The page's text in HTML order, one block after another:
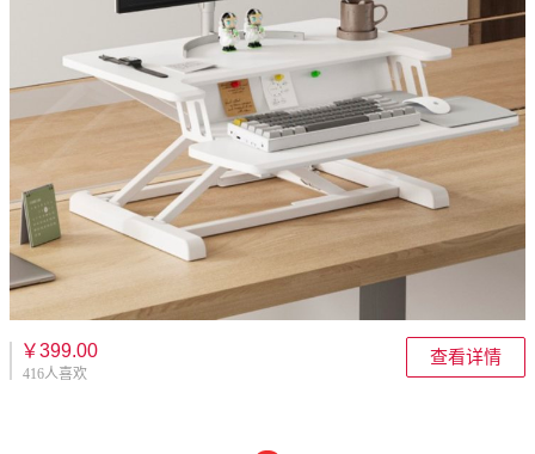
￥399.00
416人喜欢
查看详情